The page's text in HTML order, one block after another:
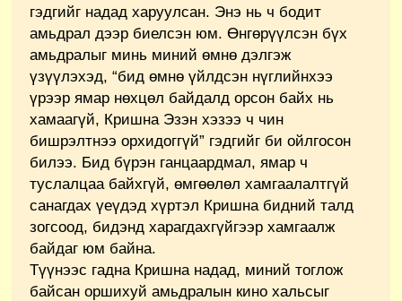
гэдгийг надад харуулсан. Энэ нь ч бодит
амьдрал дээр биелсэн юм. Өнгөрүүлсэн бүх
амьдралыг минь миний өмнө дэлгэж
үзүүлэхэд, “бид өмнө үйлдсэн нүглийнхээ
үрээр ямар нөхцөл байдалд орсон байх нь
хамаагүй, Кришна Эзэн хэзээ ч чин
бишрэлтнээ орхидоггүй” гэдгийг би ойлгосон
билээ. Бид бүрэн ганцаардмал, ямар ч
туслалцаа байхгүй, өмгөөлөл хамгаалалтгүй
санагдах үеүдэд хүртэл Кришна бидний талд
зогсоод, бидэнд харагдахгүйгээр хамгаалж
байдаг юм байна.
Түүнээс гадна Кришна надад, миний тоглож
байсан оршихуй амьдралын кино хальсыг